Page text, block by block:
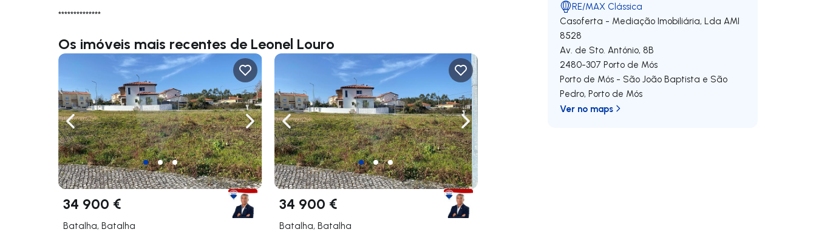
**************
Os imóveis mais recentes de Leonel Louro
Navegação para a esquerda Navegação para a direita
34 900 €
Batalha, Batalha
Navegação para a esquerda Navegação para a direita
34 900 €
Batalha, Batalha
RE/MAX Clássica
Casoferta - Mediação Imobiliária, Lda AMI
8528
Av. de Sto. António, 8B
2480-307 Porto de Mós
Porto de Mós - São João Baptista e São
Pedro,Porto de Mós
Ver no maps